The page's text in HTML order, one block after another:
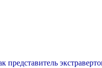
представитель